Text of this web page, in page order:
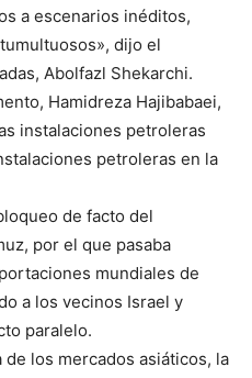
a escenarios inéditos,
dijo el
Abolfazl Shekarchi.
Hamidreza Hajibabaei,
instalaciones petroleras
petroleras en la
de facto del
por el que pasaba
mundiales de
a los vecinos Israel y
paralelo.
los mercados asiáticos, la